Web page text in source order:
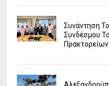
Συνάντηση
Συνδέσμου